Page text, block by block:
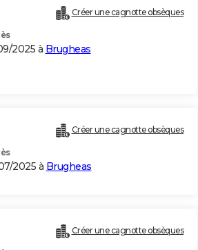
Créer une cagnotte obsèques
2025 à Brugheas
Créer une cagnotte obsèques
2025 à Brugheas
Créer une cagnotte obsèques